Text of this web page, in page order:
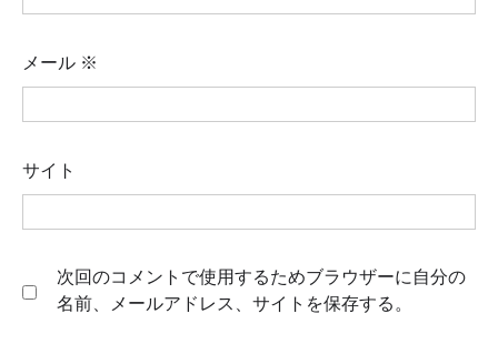
メール ※
サイト
次回のコメントで使用するためブラウザーに自分の
名前、メールアドレス、サイトを保存する。